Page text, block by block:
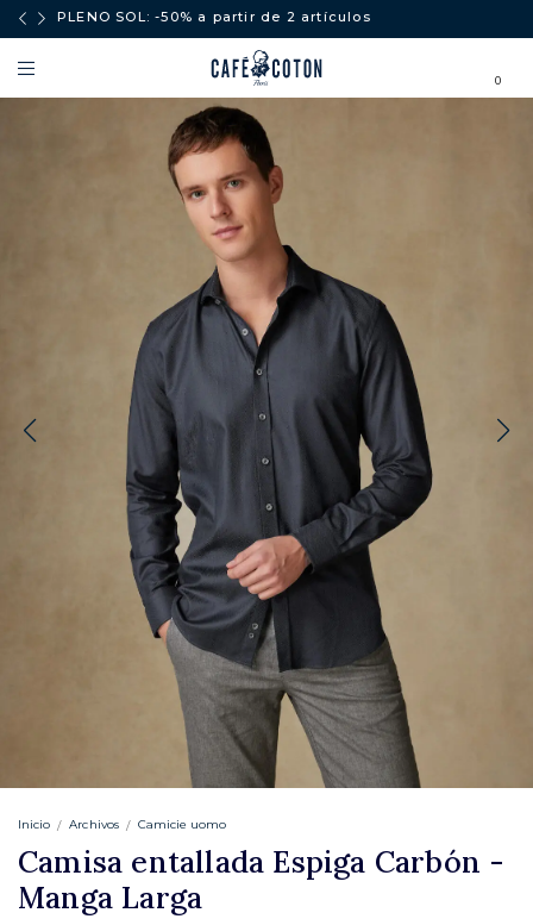
a PLENO SOL: -50% a partir de 2 artículos
0
Inicio Archivos Camicie uomo
Camisa entallada Espiga Carbón -
Manga Larga